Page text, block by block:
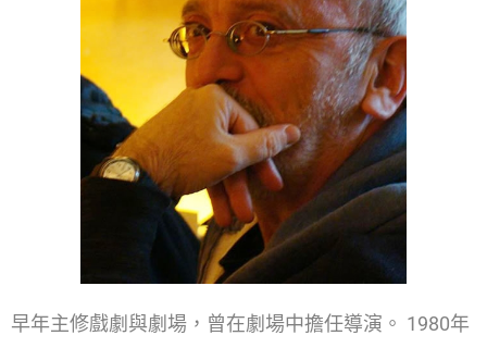
早年主修戲劇與劇場，曾在劇場中擔任導演。 1980年